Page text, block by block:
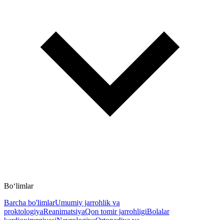
Bo‘limlar
Barcha bo'limlarUmumiy jarrohlik va
proktologiyaReanimatsiyaQon tomir jarrohligiBolalar